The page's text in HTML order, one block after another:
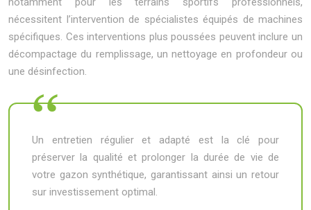
nécessitent l’intervention de spécialistes équipés de machines
spécifiques. Ces interventions plus poussées peuvent inclure un
décompactage du remplissage, un nettoyage en profondeur ou
une désinfection.
Un entretien régulier et adapté est la clé pour
préserver la qualité et prolonger la durée de vie de
votre gazon synthétique, garantissant ainsi un retour
sur investissement optimal.